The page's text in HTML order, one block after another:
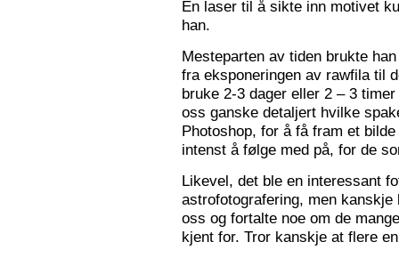
En laser til å sikte inn motivet
han.
Mesteparten av tiden brukte
fra eksponeringen av rawfila til
bruke 2-3 dager eller 2 – 3
oss ganske detaljert hvilke
Photoshop, for å få fram et
intenst å følge med på, for de
Likevel, det ble en interessant
astrofotografering, men
oss og fortalte noe om de
kjent for. Tror kanskje at flere